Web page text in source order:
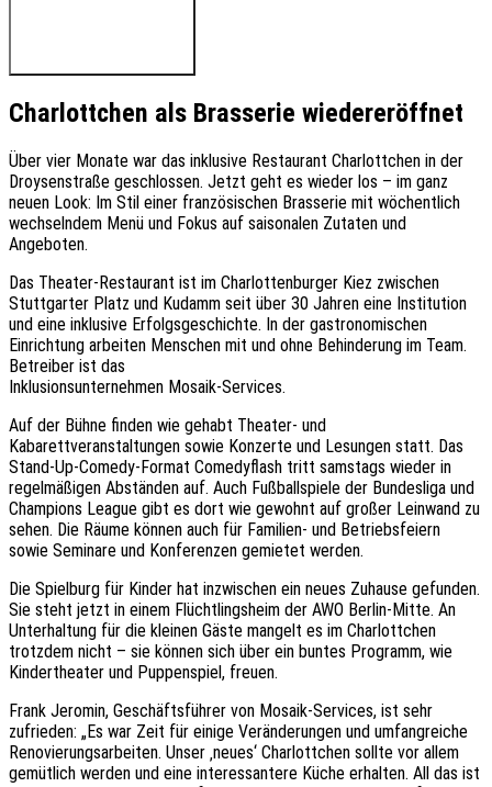
Charlottchen als Brasserie wiedereröffnet
Über vier Monate war das inklusive Restaurant Charlottchen in der
Droysenstraße geschlossen. Jetzt geht es wieder los – im ganz
neuen Look: Im Stil einer französischen Brasserie mit wöchentlich
wechselndem Menü und Fokus auf saisonalen Zutaten und
Angeboten.
Das Theater-Restaurant ist im Charlottenburger Kiez zwischen
Stuttgarter Platz und Kudamm seit über 30 Jahren eine Institution
und eine inklusive Erfolgsgeschichte. In der gastronomischen
Einrichtung arbeiten Menschen mit und ohne Behinderung im Team.
Betreiber ist das
Inklusionsunternehmen Mosaik-Services.
Auf der Bühne finden wie gehabt Theater- und
Kabarettveranstaltungen sowie Konzerte und Lesungen statt. Das
Stand-Up-Comedy-Format Comedyflash tritt samstags wieder in
regelmäßigen Abständen auf. Auch Fußballspiele der Bundesliga und
Champions League gibt es dort wie gewohnt auf großer Leinwand zu
sehen. Die Räume können auch für Familien- und Betriebsfeiern
sowie Seminare und Konferenzen gemietet werden.
Die Spielburg für Kinder hat inzwischen ein neues Zuhause gefunden.
Sie steht jetzt in einem Flüchtlingsheim der AWO Berlin-Mitte. An
Unterhaltung für die kleinen Gäste mangelt es im Charlottchen
trotzdem nicht – sie können sich über ein buntes Programm, wie
Kindertheater und Puppenspiel, freuen.
Frank Jeromin, Geschäftsführer von Mosaik-Services, ist sehr
zufrieden: „Es war Zeit für einige Veränderungen und umfangreiche
Renovierungsarbeiten. Unser ‚neues‘ Charlottchen sollte vor allem
gemütlich werden und eine interessantere Küche erhalten. All das ist